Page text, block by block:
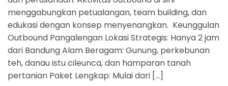
menggabungkan petualangan, team building, dan
edukasi dengan konsep menyenangkan. Keunggulan
Outbound Pangalengan Lokasi Strategis: Hanya 2 jam
dari Bandung Alam Beragam: Gunung, perkebunan
teh, danau istu cileunca, dan hamparan tanah
pertanian Paket Lengkap: Mulai dari […]